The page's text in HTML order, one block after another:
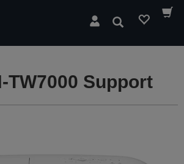
Hledat
TW7000 Support